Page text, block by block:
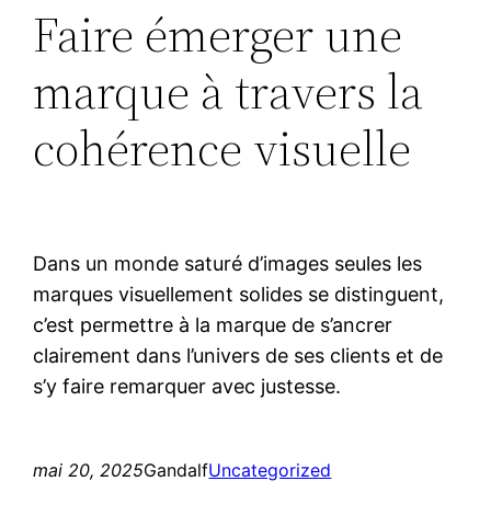
Faire émerger une
marque à travers la
cohérence visuelle
Dans un monde saturé d’images seules les
marques visuellement solides se distinguent,
c’est permettre à la marque de s’ancrer
clairement dans l’univers de ses clients et de
s’y faire remarquer avec justesse.
mai 20, 2025GandalfUncategorized